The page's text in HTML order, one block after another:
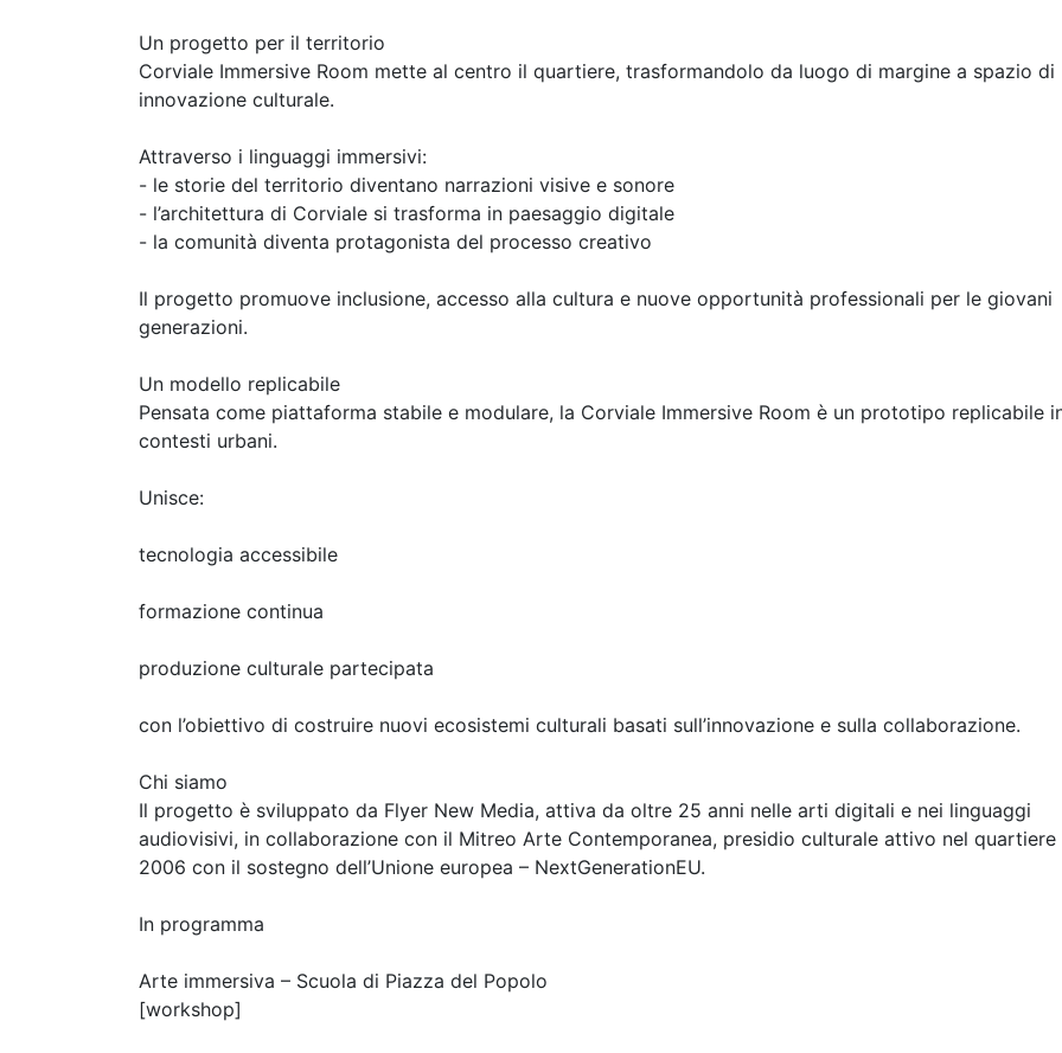
Un progetto per il territorio
Corviale Immersive Room mette al centro il quartiere, trasformandolo da luogo di margine a spazio di
innovazione culturale.
Attraverso i linguaggi immersivi:
- le storie del territorio diventano narrazioni visive e sonore
- l’architettura di Corviale si trasforma in paesaggio digitale
- la comunità diventa protagonista del processo creativo
Il progetto promuove inclusione, accesso alla cultura e nuove opportunità professionali per le giovani
generazioni.
Un modello replicabile
Pensata come piattaforma stabile e modulare, la Corviale Immersive Room è un prototipo replicabile
contesti urbani.
Unisce:
tecnologia accessibile
formazione continua
produzione culturale partecipata
con l’obiettivo di costruire nuovi ecosistemi culturali basati sull’innovazione e sulla collaborazione.
Chi siamo
Il progetto è sviluppato da Flyer New Media, attiva da oltre 25 anni nelle arti digitali e nei linguaggi
audiovisivi, in collaborazione con il Mitreo Arte Contemporanea, presidio culturale attivo nel quartiere
2006 con il sostegno dell’Unione europea – NextGenerationEU.
In programma
Arte immersiva – Scuola di Piazza del Popolo
[workshop]